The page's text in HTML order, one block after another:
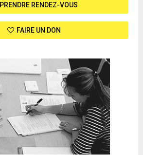
PRENDRE RENDEZ-VOUS
FAIRE UN DON